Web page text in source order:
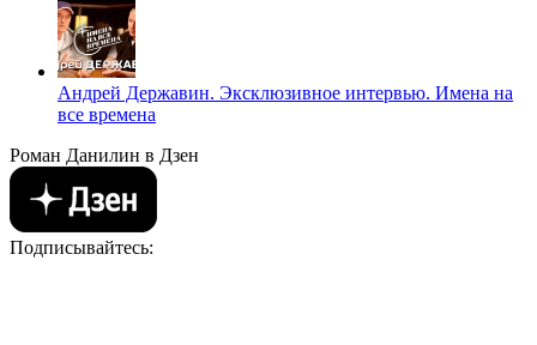
Андрей Державин. Эксклюзивное интервью. Имена на
все времена
Роман Данилин в Дзен
Подписывайтесь: